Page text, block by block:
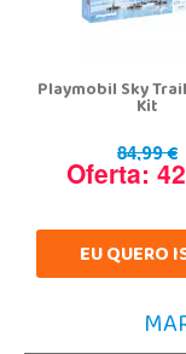
Playmobil Sky
Kit
84,99 €
Oferta:
EU QUERO